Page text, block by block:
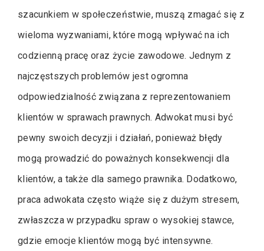
szacunkiem w społeczeństwie, muszą zmagać się z
wieloma wyzwaniami, które mogą wpływać na ich
codzienną pracę oraz życie zawodowe. Jednym z
najczęstszych problemów jest ogromna
odpowiedzialność związana z reprezentowaniem
klientów w sprawach prawnych. Adwokat musi być
pewny swoich decyzji i działań, ponieważ błędy
mogą prowadzić do poważnych konsekwencji dla
klientów, a także dla samego prawnika. Dodatkowo,
praca adwokata często wiąże się z dużym stresem,
zwłaszcza w przypadku spraw o wysokiej stawce,
gdzie emocje klientów mogą być intensywne.